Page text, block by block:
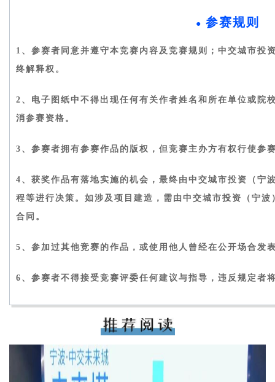
● 参赛规则
1、参赛者同意并遵守本竞赛内容及竞赛规则；中交城市投
终解释权。
2、电子图纸中不得出现任何有关作者姓名和所在单位或院
消参赛资格。
3、参赛者拥有参赛作品的版权，但竞赛主办方有权行使参
4、获奖作品有落地实施的机会，最终由中交城市投资（宁
程等进行决策。如涉及项目建造，需由中交城市投资（宁
合同。
5、参加过其他竞赛的作品，或使用他人曾经在公开场合发
6、参赛者不得接受竞赛评委任何建议与指导，违反规定者